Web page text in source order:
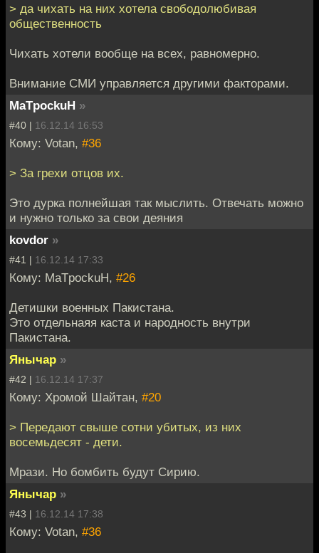
> да чихать на них хотела свободолюбивая
общественность
Чихать хотели вообще на всех, равномерно.
Внимание СМИ управляется другими факторами.
MaTpockuH »
#40 | 16.12.14 16:53
Кому: Votan, #36
> За грехи отцов их.
Это дурка полнейшая так мыслить. Отвечать можно
и нужно только за свои деяния
kovdor »
#41 | 16.12.14 17:33
Кому: MaTpockuH, #26
Детишки военных Пакистана.
Это отдельнаяя каста и народность внутри
Пакистана.
Янычар »
#42 | 16.12.14 17:37
Кому: Хромой Шайтан, #20
> Передают свыше сотни убитых, из них
восемьдесят - дети.
Мрази. Но бомбить будут Сирию.
Янычар »
#43 | 16.12.14 17:38
Кому: Votan, #36